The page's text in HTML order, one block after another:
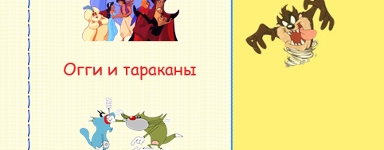
Огги и тараканы